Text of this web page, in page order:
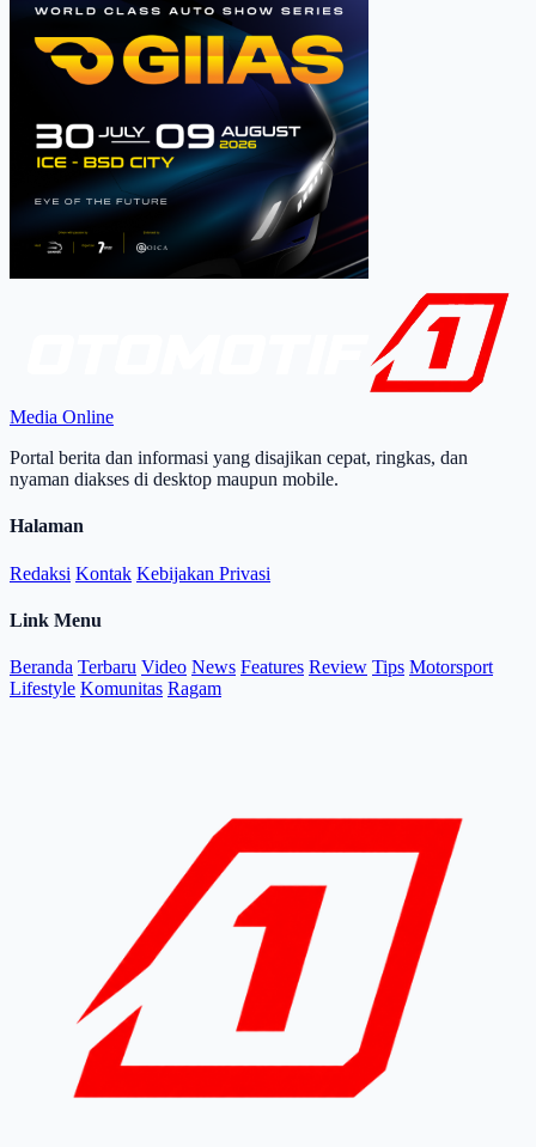
Media Online
Portal berita dan informasi yang disajikan cepat, ringkas, dan
nyaman diakses di desktop maupun mobile.
Halaman
Redaksi Kontak Kebijakan Privasi
Link Menu
Beranda Terbaru Video News Features Review Tips Motorsport
Lifestyle Komunitas Ragam